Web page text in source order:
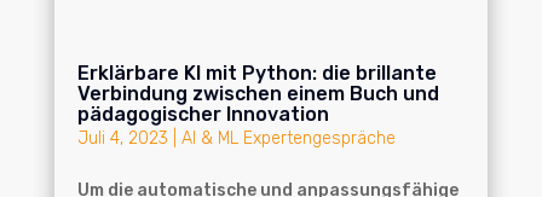
Erklärbare KI mit Python: die brillante
Verbindung zwischen einem Buch und
pädagogischer Innovation
Juli 4, 2023 AI & ML Expertengespräche
Um die automatische und anpassungsfähige